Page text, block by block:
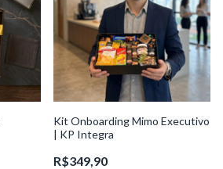
Kit Onboarding Mimo Executivo
| KP Integra
R$349,90